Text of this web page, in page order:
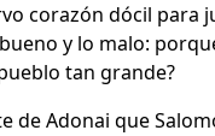
corazón dócil para
y lo malo:
tan grande?
de Adonai que